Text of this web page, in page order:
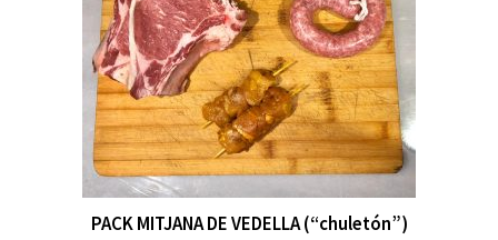
PACK MITJANA DE VEDELLA (“chuletón”)